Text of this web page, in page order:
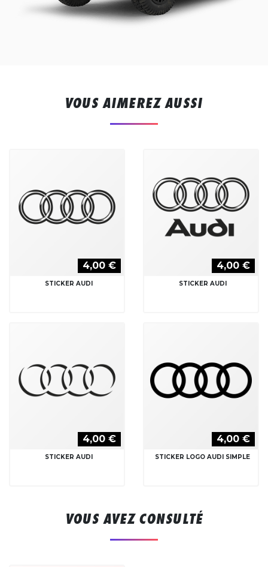
VOUS AIMEREZ AUSSI
4,00 €
STICKER AUDI
4,00 €
STICKER AUDI
4,00 €
STICKER AUDI
4,00 €
STICKER LOGO AUDI SIMPLE
VOUS AVEZ CONSULTÉ